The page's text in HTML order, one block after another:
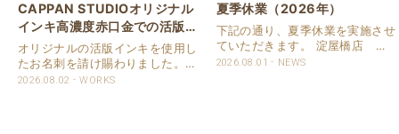
CAPPAN STUDIOオリジナル
インキ高濃度赤口金での活版名
刺
オリジナルの活版インキを使用し
たお名刺を請け賜わりました。
用紙は新バフン紙Nのきぬを使用
2026.08.02 WORKS
夏季休業（2026年）
下記の通り、夏季休業を実施させ
ていただきます。 淀屋橋店 通
常営業いたします。 奈良店 8月
2026.08.01 NEWS